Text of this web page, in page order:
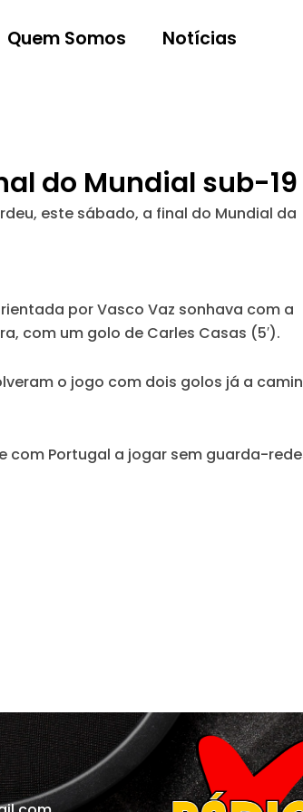
Quem Somos Notícias
do Mundial sub-19
este sábado, a final do Mundial da
por Vasco Vaz sonhava com a
com um golo de Carles Casas (5′).
o jogo com dois golos já a
Portugal a jogar sem guarda-